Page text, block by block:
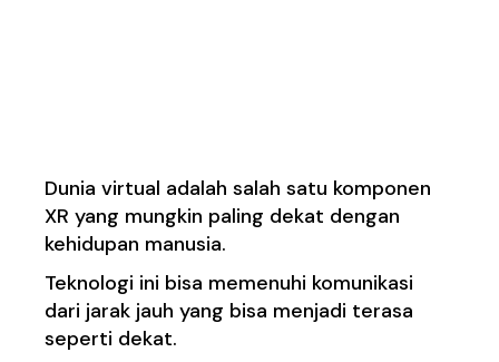
Dunia virtual adalah salah satu komponen
XR yang mungkin paling dekat dengan
kehidupan manusia.
Teknologi ini bisa memenuhi komunikasi
dari jarak jauh yang bisa menjadi terasa
seperti dekat.